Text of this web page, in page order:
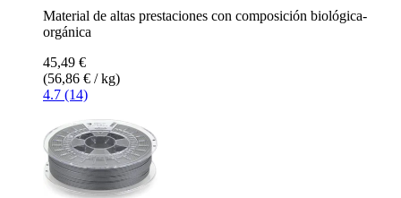
Material de altas prestaciones con composición biológica-
orgánica
45,49 €
(56,86 € / kg)
4.7 (14)